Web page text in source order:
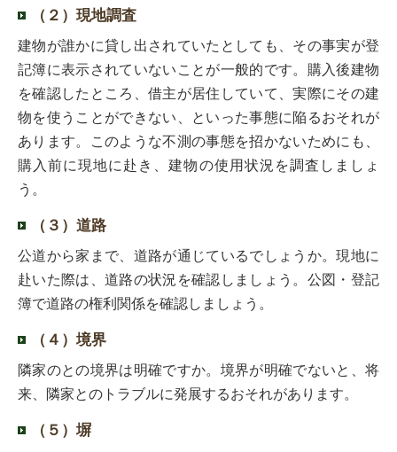
（２）現地調査
建物が誰かに貸し出されていたとしても、その事実が登
記簿に表示されていないことが一般的です。購入後建物
を確認したところ、借主が居住していて、実際にその建
物を使うことができない、といった事態に陥るおそれが
あります。このような不測の事態を招かないためにも、
購入前に現地に赴き、建物の使用状況を調査しましょ
う。
（３）道路
公道から家まで、道路が通じているでしょうか。現地に
赴いた際は、道路の状況を確認しましょう。公図・登記
簿で道路の権利関係を確認しましょう。
（４）境界
隣家のとの境界は明確ですか。境界が明確でないと、将
来、隣家とのトラブルに発展するおそれがあります。
（５）塀